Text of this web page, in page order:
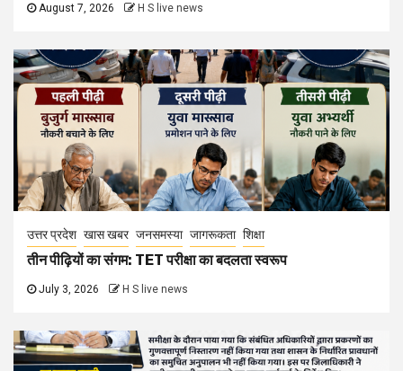
August 7, 2026 H S live news
उत्तर प्रदेश खास खबर जनसमस्या जागरूकता शिक्षा
तीन पीढ़ियों का संगम: TET परीक्षा का बदलता स्वरूप
July 3, 2026 H S live news